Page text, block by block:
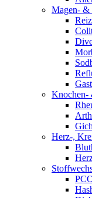
Magen- &
Knochen-
Herz-,